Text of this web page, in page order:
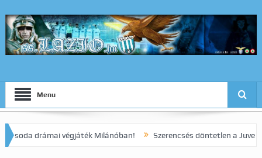
Menu
drámai végjáték Milánóban! Szerencsés döntetlen a Juve elleni